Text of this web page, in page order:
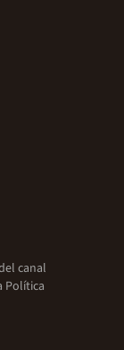
canal
Política